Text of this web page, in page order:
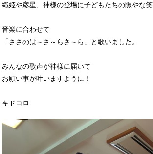
織姫や彦星、神様の登場に子どもたちの賑やな笑
音楽に合わせて
「ささのは～さ～らさ～ら」と歌いました。
みんなの歌声が神様に届いて
お願い事が叶いますように！
キドコロ